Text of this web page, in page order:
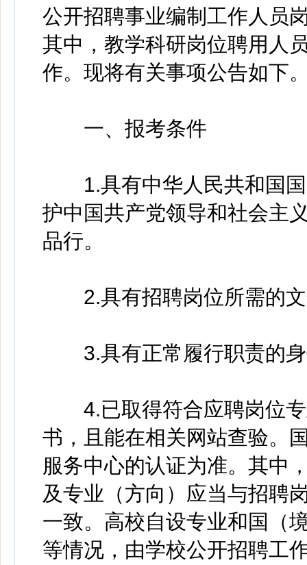
公开招聘事业编制工作人员
其中，教学科研岗位聘用人
作。现将有关事项公告如下
一、报考条件
1.具有中华人民共和国国
护中国共产党领导和社会主
品行。
2.具有招聘岗位所需的文
3.具有正常履行职责的身
4.已取得符合应聘岗位专
书，且能在相关网站查验。
服务中心的认证为准。其中
及专业（方向）应当与招聘
一致。高校自设专业和国（
等情况，由学校公开招聘工